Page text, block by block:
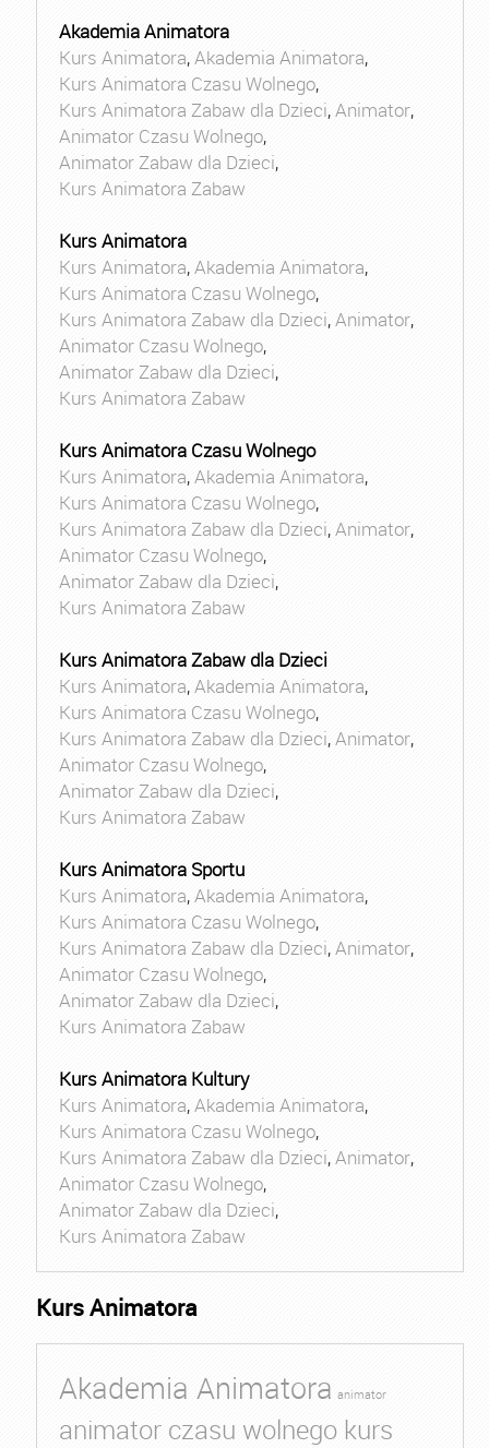
Akademia Animatora
Kurs Animatora,Akademia Animatora,
Kurs Animatora Czasu Wolnego,
Kurs Animatora Zabaw dla Dzieci,Animator,
Animator Czasu Wolnego,
Animator Zabaw dla Dzieci,
Kurs Animatora Zabaw
Kurs Animatora
Kurs Animatora,Akademia Animatora,
Kurs Animatora Czasu Wolnego,
Kurs Animatora Zabaw dla Dzieci,Animator,
Animator Czasu Wolnego,
Animator Zabaw dla Dzieci,
Kurs Animatora Zabaw
Kurs Animatora Czasu Wolnego
Kurs Animatora,Akademia Animatora,
Kurs Animatora Czasu Wolnego,
Kurs Animatora Zabaw dla Dzieci,Animator,
Animator Czasu Wolnego,
Animator Zabaw dla Dzieci,
Kurs Animatora Zabaw
Kurs Animatora Zabaw dla Dzieci
Kurs Animatora,Akademia Animatora,
Kurs Animatora Czasu Wolnego,
Kurs Animatora Zabaw dla Dzieci,Animator,
Animator Czasu Wolnego,
Animator Zabaw dla Dzieci,
Kurs Animatora Zabaw
Kurs Animatora Sportu
Kurs Animatora,Akademia Animatora,
Kurs Animatora Czasu Wolnego,
Kurs Animatora Zabaw dla Dzieci,Animator,
Animator Czasu Wolnego,
Animator Zabaw dla Dzieci,
Kurs Animatora Zabaw
Kurs Animatora Kultury
Kurs Animatora,Akademia Animatora,
Kurs Animatora Czasu Wolnego,
Kurs Animatora Zabaw dla Dzieci,Animator,
Animator Czasu Wolnego,
Animator Zabaw dla Dzieci,
Kurs Animatora Zabaw
Kurs Animatora
Akademia Animatora animator
animator czasu wolnego kurs